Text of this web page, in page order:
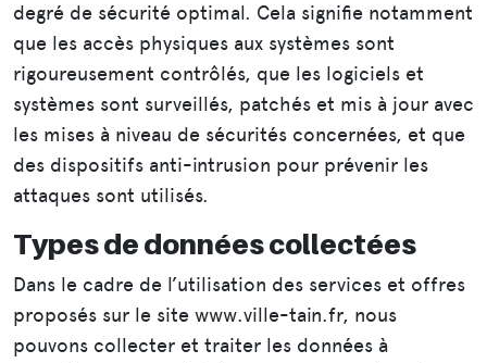
degré de sécurité optimal. Cela signifie notamment
que les accès physiques aux systèmes sont
rigoureusement contrôlés, que les logiciels et
systèmes sont surveillés, patchés et mis à jour avec
les mises à niveau de sécurités concernées, et que
des dispositifs anti-intrusion pour prévenir les
attaques sont utilisés.
Types de données collectées
Dans le cadre de l’utilisation des services et offres
proposés sur le site www.ville-tain.fr, nous
pouvons collecter et traiter les données à